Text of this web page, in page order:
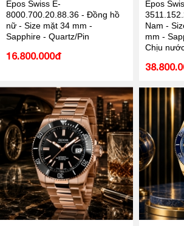
Epos Swiss E-
8000.700.20.88.36 - Đồng hồ
nữ - Size mặt 34 mm -
Sapphire - Quartz/Pin
16.800.000đ
Epos
Nam -
mm -
Chịu